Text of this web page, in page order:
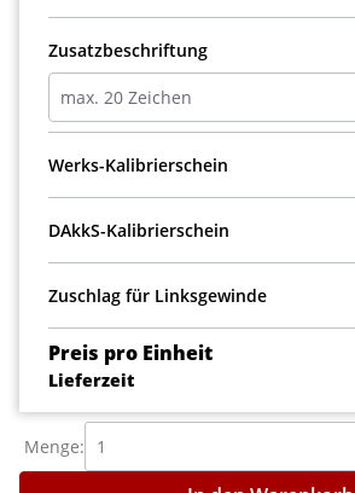
Zusatzbeschriftung
Werks-Kalibrierschein
DAkkS-Kalibrierschein
Zuschlag für Linksgewinde
Preis pro Einheit
Lieferzeit
Menge: